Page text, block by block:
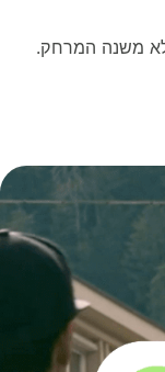
משנה המרחק.